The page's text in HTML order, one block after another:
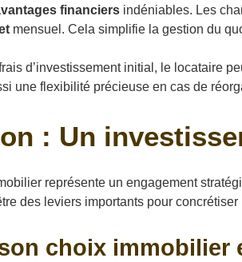
financiers indéniables. Les
mensuel. Cela simplifie la gestion du
d’investissement initial, le locataire
une flexibilité précieuse en cas de
: Un
représente un engagement
des leviers importants pour
choix immobilier